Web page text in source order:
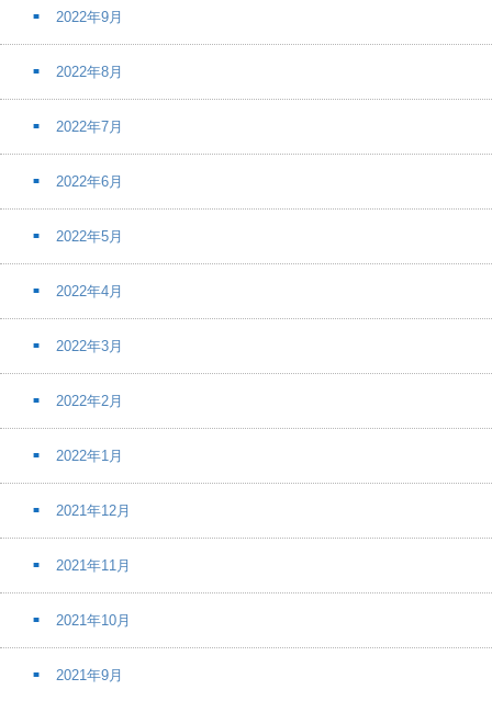
2022年9月
2022年8月
2022年7月
2022年6月
2022年5月
2022年4月
2022年3月
2022年2月
2022年1月
2021年12月
2021年11月
2021年10月
2021年9月